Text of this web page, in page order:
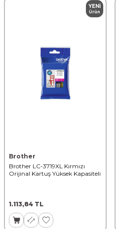
YENI
Ürün
Brother
Brother LC-3719XL Kırmızı
Orijinal Kartuş Yüksek Kapasiteli
1.113,84 TL